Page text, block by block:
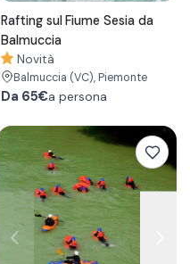
Rafting sul Fiume Sesia da
Balmuccia
Novità
Balmuccia (VC), Piemonte
Da 65€a persona